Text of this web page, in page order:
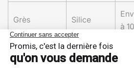
Grès Silice
à 10
Calcaire Calcite